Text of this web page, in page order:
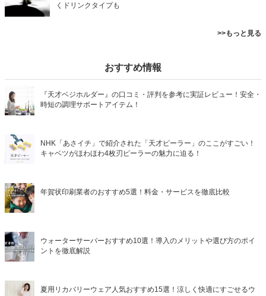
くドリンクタイプも
>>もっと見る
おすすめ情報
『天才ベジホルダー』の口コミ・評判を参考に実証レビュー！安全・
時短の調理サポートアイテム！
NHK「あさイチ」で紹介された「天才ピーラー」のここがすごい！
キャベツがほわほわ4枚刃ピーラーの魅力に迫る！
年賀状印刷業者のおすすめ5選！料金・サービスを徹底比較
ウォーターサーバーおすすめ10選！導入のメリットや選び方のポイ
ントを徹底解説
夏用リカバリーウェア人気おすすめ15選！涼しく快適にすごせるウ